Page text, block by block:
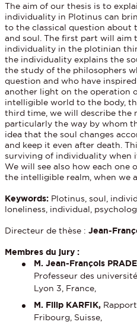
The aim of our thesis is to
individuality in Plotinus can
to the classical question about
and soul. The first part will aim
individuality in the plotinian
the individuality explains the
the study of the philosophers
question and who have
another light on the operation
intelligible world to the body,
third time, we will describe the
particularly the way by whom
idea that the soul changes
and keep it even after death.
surviving of individuality when
We will see also how each one
the intelligible realm, when we
Keywords: Plotinus, soul,
loneliness, individual,
Directeur de thèse : Jean-
Membres du jury :
M. Jean-François
Professeur des
Lyon 3, France,
M. Filip KARFIK,
Fribourg, Suisse,